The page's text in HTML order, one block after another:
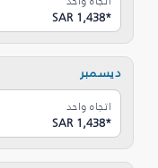
SAR 1,438*
ديسمبر
اتجاه واحد
SAR 1,438*